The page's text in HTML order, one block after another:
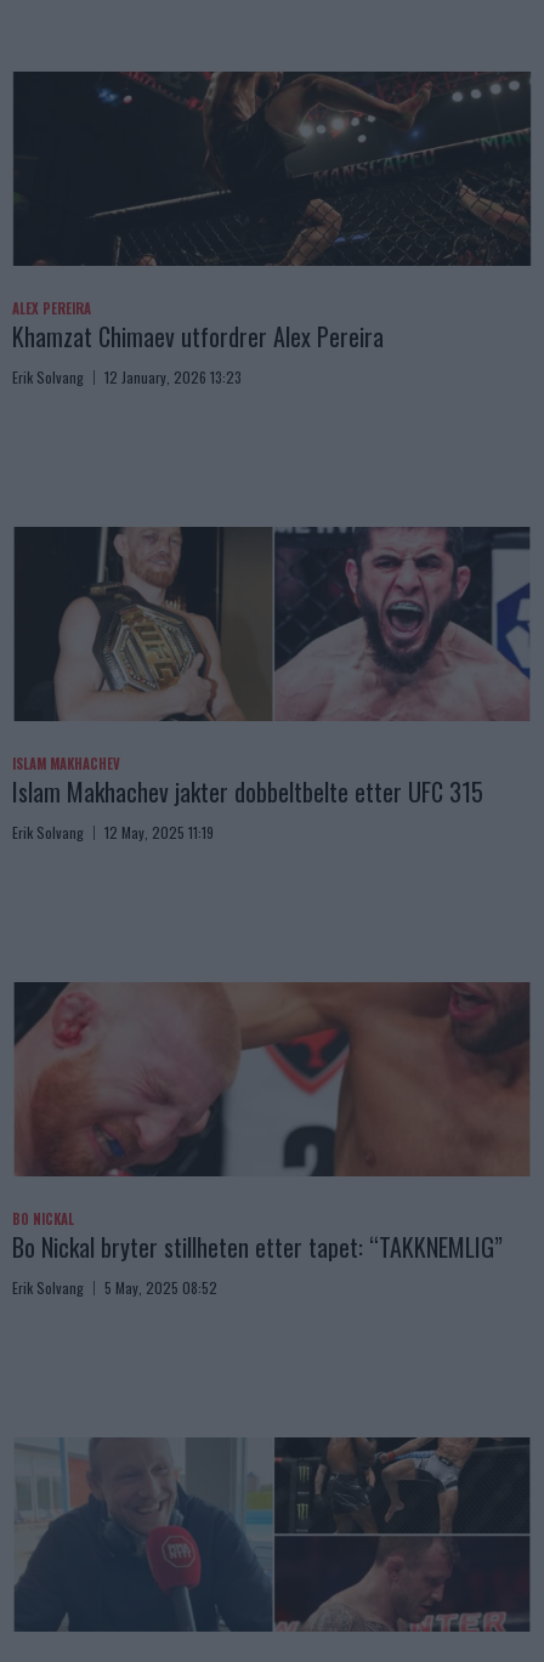
ALEX PEREIRA
Khamzat Chimaev utfordrer Alex Pereira
Erik Solvang 12 January, 2026 13:23
ISLAM MAKHACHEV
Islam Makhachev jakter dobbeltbelte etter UFC 315
Erik Solvang 12 May, 2025 11:19
BO NICKAL
Bo Nickal bryter stillheten etter tapet: “TAKKNEMLIG”
Erik Solvang 5 May, 2025 08:52